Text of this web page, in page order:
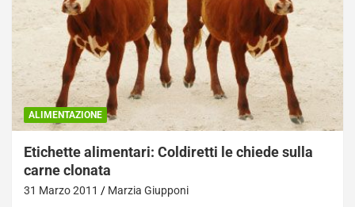
ALIMENTAZIONE
Etichette alimentari: Coldiretti le chiede sulla
carne clonata
31 Marzo 2011 Marzia Giupponi